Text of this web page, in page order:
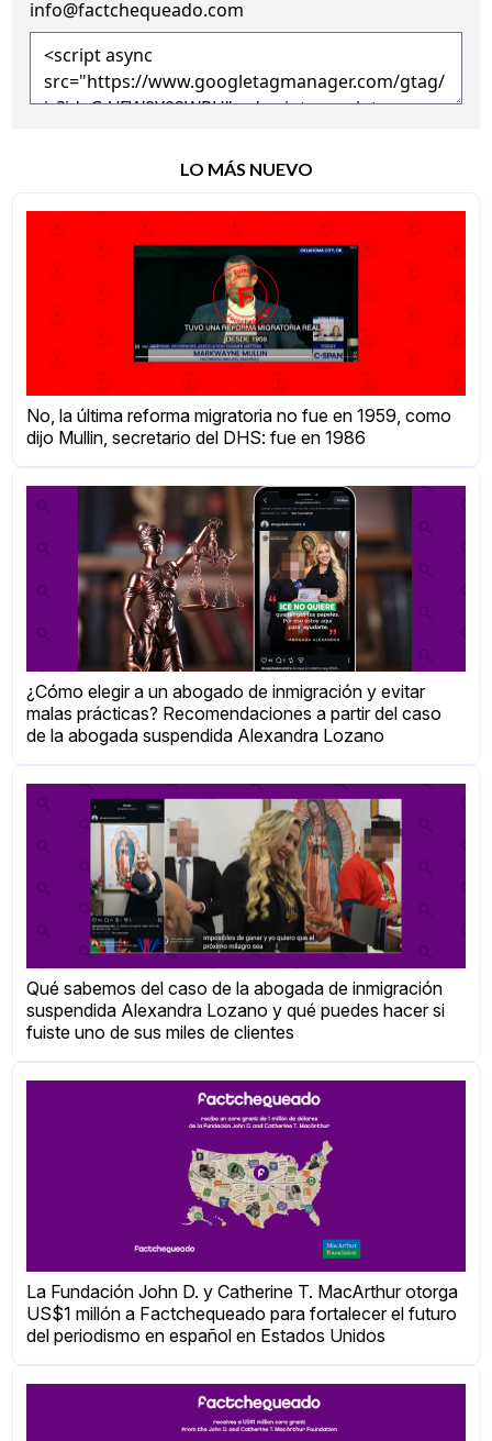
info@factchequeado.com
LO MÁS NUEVO
No, la última reforma migratoria no fue en 1959, como
dijo Mullin, secretario del DHS: fue en 1986
¿Cómo elegir a un abogado de inmigración y evitar
malas prácticas? Recomendaciones a partir del caso
de la abogada suspendida Alexandra Lozano
Qué sabemos del caso de la abogada de inmigración
suspendida Alexandra Lozano y qué puedes hacer si
fuiste uno de sus miles de clientes
La Fundación John D. y Catherine T. MacArthur otorga
US$1 millón a Factchequeado para fortalecer el futuro
del periodismo en español en Estados Unidos